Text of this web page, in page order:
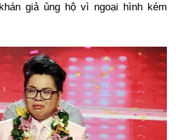
giả ủng hộ vì ngoại hình kém